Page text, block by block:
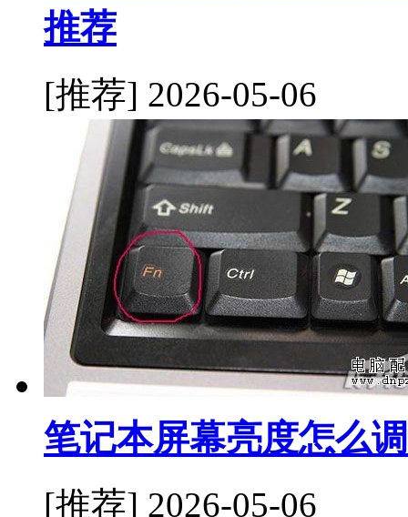
推荐
[推荐] 2026-05-06
笔记本屏幕亮度怎么
[推荐] 2026-05-06